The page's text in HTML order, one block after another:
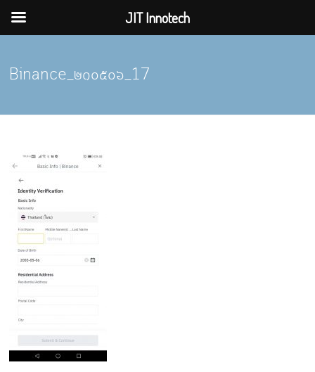
content
Binance_๒๑๐๕๐๖_17
JIT Innotech